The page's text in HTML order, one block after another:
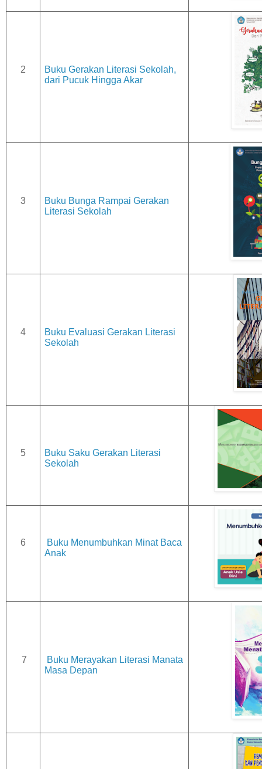
2
Buku Gerakan Literasi Sekolah,
dari Pucuk Hingga Akar
3
Buku Bunga Rampai Gerakan
Literasi Sekolah
4
Buku Evaluasi Gerakan Literasi
Sekolah
5
Buku Saku Gerakan Literasi
Sekolah
6
Buku Menumbuhkan Minat Baca
Anak
7
Buku Merayakan Literasi Manata
Masa Depan